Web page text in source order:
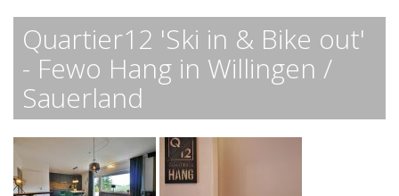
Quartier12 'Ski in & Bike out'
- Fewo Hang in Willingen /
Sauerland